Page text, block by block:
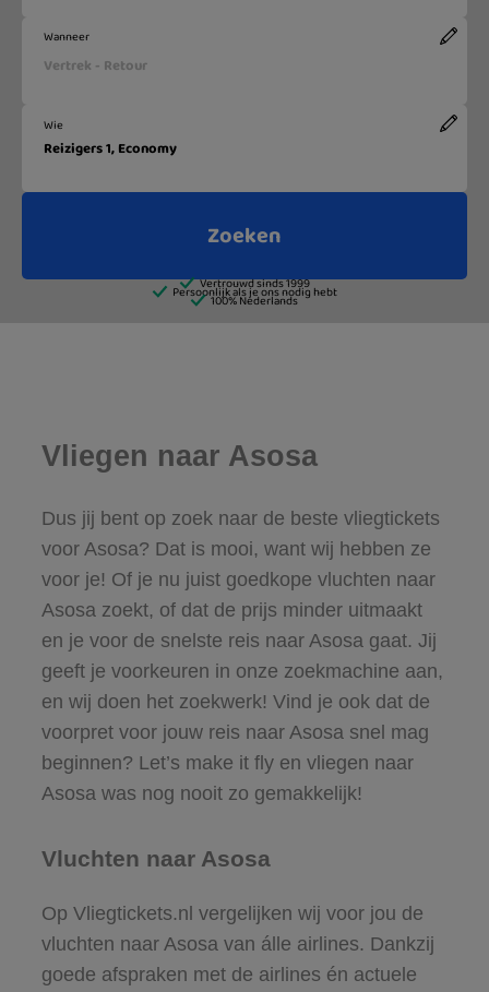
Vliegen naar Asosa
Dus jij bent op zoek naar de beste vliegtickets
voor Asosa? Dat is mooi, want wij hebben ze
voor je! Of je nu juist goedkope vluchten naar
Asosa zoekt, of dat de prijs minder uitmaakt
en je voor de snelste reis naar Asosa gaat. Jij
geeft je voorkeuren in onze zoekmachine aan,
en wij doen het zoekwerk! Vind je ook dat de
voorpret voor jouw reis naar Asosa snel mag
beginnen? Let’s make it fly en vliegen naar
Asosa was nog nooit zo gemakkelijk!
Vluchten naar Asosa
Op Vliegtickets.nl vergelijken wij voor jou de
vluchten naar Asosa van álle airlines. Dankzij
goede afspraken met de airlines én actuele